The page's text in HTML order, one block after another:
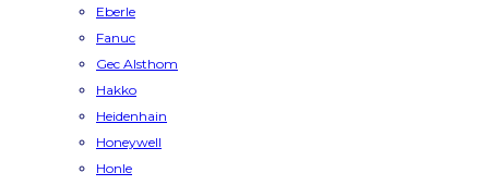
Eberle
Fanuc
Gec Alsthom
Hakko
Heidenhain
Honeywell
Honle